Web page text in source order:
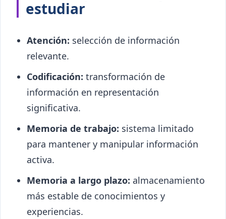
estudiar
Atención: selección de información
relevante.
Codificación: transformación de
información en representación
significativa.
Memoria de trabajo: sistema limitado
para mantener y manipular información
activa.
Memoria a largo plazo: almacenamiento
más estable de conocimientos y
experiencias.